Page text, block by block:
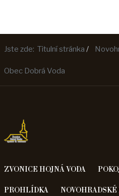
Jste zde:Titulní stránka
Obec Dobrá Voda
ZVONICE HOJNÁ VODA
PROHLÍDKA NOVOHRADSKÉ